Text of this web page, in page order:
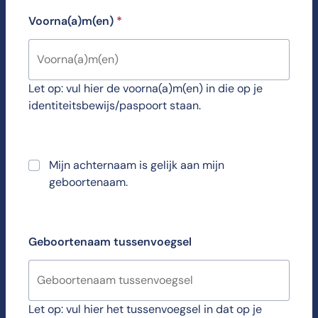
Voorna(a)m(en) *
Let op: vul hier de voorna(a)m(en) in die op je
identiteitsbewijs/paspoort staan.
Mijn achternaam is gelijk aan mijn
geboortenaam.
Geboortenaam tussenvoegsel
Let op: vul hier het tussenvoegsel in dat op je